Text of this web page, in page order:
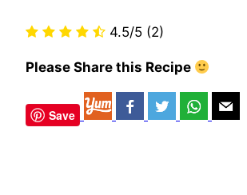
4.5/5 (2)
Please Share this Recipe
Save